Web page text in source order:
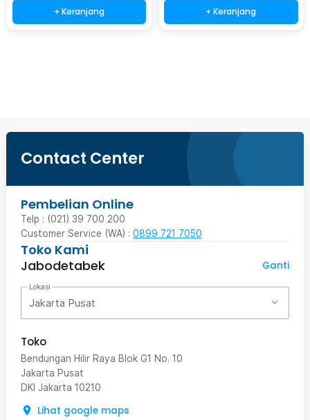
+ Keranjang + Keranjang
Contact Center
Pembelian Online
Telp : (021) 39 700 200
Customer Service (WA) : 0899 721 7050
Toko Kami
Jabodetabek
Ganti
Lokasi
Jakarta Pusat
Toko
Bendungan Hilir Raya Blok G1 No. 10
Jakarta Pusat
DKI Jakarta 10210
Lihat google maps